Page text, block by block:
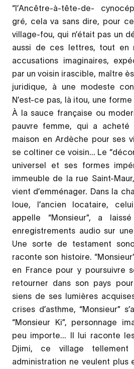
“l’Ancêtre-à-tête-de-
gré, cela va sans dire, pour
village-fou, qui n’était pas un
aussi de ces lettres, tout en
accusations imaginaires,
par un voisin irascible, maître
juridique, à une modeste
N’est-ce pas, là itou, une
À la sauce française ou
pauvre femme, qui a
maison en Ardèche pour ses
se coltiner ce voisin... Le
universel et ses formes
immeuble de la rue Saint-
vient d’emménager. Dans la
loue, l’ancien locataire,
appelle “Monsieur”, a
enregistrements audio sur
Une sorte de testament
raconte son histoire.
en France pour y poursuivre
retourner dans son pays
siens de ses lumières
crises d’asthme, “Monsieur”
“Monsieur Ki”, personnage
peu importe... Il lui raconte
Djimi, ce village
administration ne veulent plus